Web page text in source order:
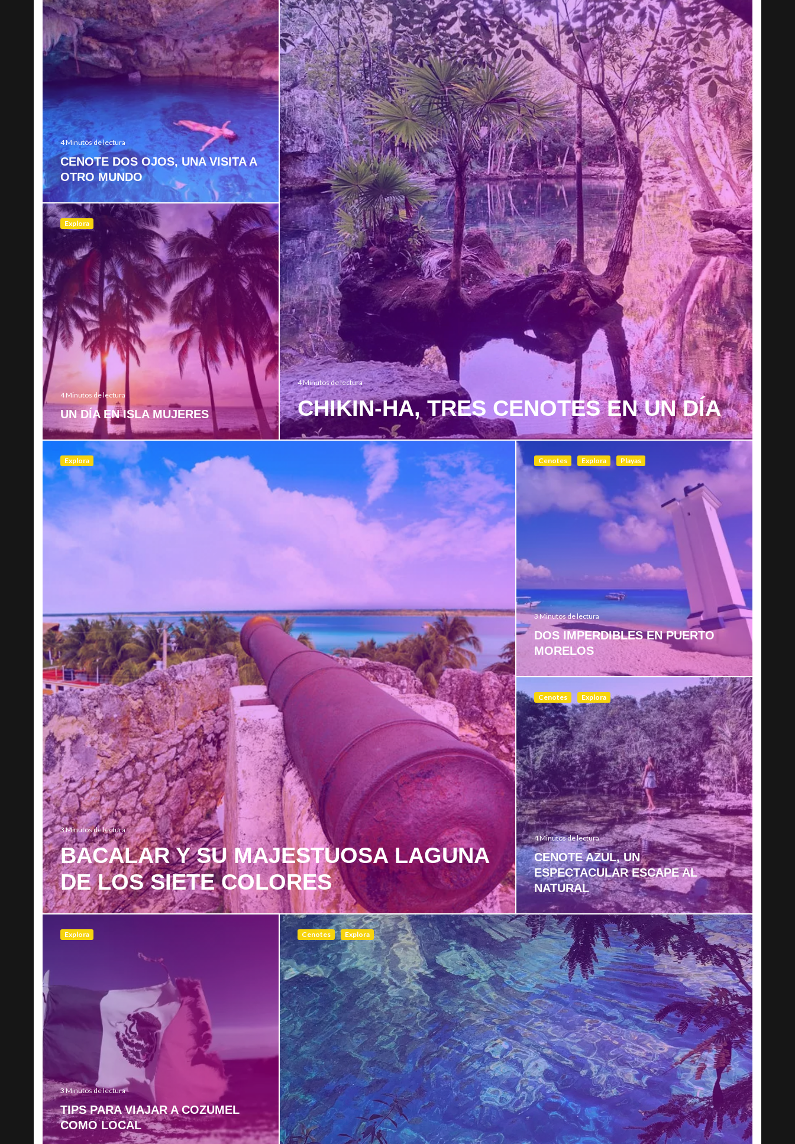
4 Minutos de lectura
CHIKIN-HA, TRES CENOTES EN UN DÍA
4 Minutos de lectura
CENOTE DOS OJOS, UNA VISITA A
OTRO MUNDO
Explora
4 Minutos de lectura
UN DÍA EN ISLA MUJERES
Explora
3 Minutos de lectura
BACALAR Y SU MAJESTUOSA LAGUNA
DE LOS SIETE COLORES
Cenotes Explora Playas
3 Minutos de lectura
DOS IMPERDIBLES EN PUERTO
MORELOS
Cenotes Explora
4 Minutos de lectura
CENOTE AZUL, UN
ESPECTACULAR ESCAPE AL
NATURAL
Cenotes Explora
Explora
3 Minutos de lectura
TIPS PARA VIAJAR A COZUMEL
COMO LOCAL